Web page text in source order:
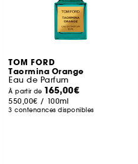
TOM FORD
Taormina Orange
Eau de Parfum
À partir de 165,00€
550,00€ / 100ml
3 contenances disponibles